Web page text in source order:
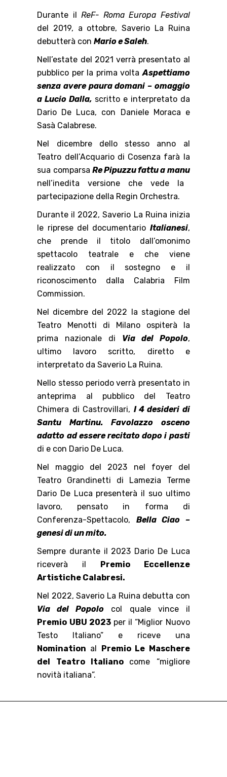
Durante il ReF- Roma Europa Festival
del 2019, a ottobre, Saverio La Ruina
debutterà conMario e Saleh.
Nell’estate del 2021 verrà presentato al
pubblico per la prima voltaAspettiamo
senza avere paura domani – omaggio
a Lucio Dalla, scritto e interpretato da
Dario De Luca, con Daniele Moraca e
Sasà Calabrese.
Nel dicembre dello stesso anno al
Teatro dell’Acquario di Cosenza farà la
sua comparsa Re Pipuzzu fattu a manu
nell’inedita versione che vede la
partecipazione della Regin Orchestra.
Durante il 2022, Saverio La Ruina inizia
le riprese del documentario Italianesi,
che prende il titolo dall’omonimo
spettacolo teatrale e che viene
realizzato con il sostegno e il
riconoscimento dalla Calabria Film
Commission.
Nel dicembre del 2022 la stagione del
Teatro Menotti di Milano ospiterà la
prima nazionale di Via del Popolo,
ultimo lavoro scritto, diretto e
interpretato da Saverio La Ruina.
Nello stesso periodo verrà presentato in
anteprima al pubblico del Teatro
Chimera di Castrovillari, I 4 desideri di
Santu Martinu. Favolazzo osceno
adatto ad essere recitato dopo i pasti
di e con Dario De Luca.
Nel maggio del 2023 nel foyer del
Teatro Grandinetti di Lamezia Terme
Dario De Luca presenterà il suo ultimo
lavoro, pensato in forma di
Conferenza-Spettacolo, Bella Ciao –
genesi di un mito.
Sempre durante il 2023 Dario De Luca
riceverà il Premio Eccellenze
Artistiche Calabresi.
Nel 2022, Saverio La Ruina debutta con
Via del Popolo col quale vince il
Premio UBU 2023per il “Miglior Nuovo
Testo Italiano” e riceve una
Nomination al Premio Le Maschere
del Teatro Italiano come “migliore
novità italiana”.